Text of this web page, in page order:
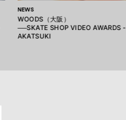
NEWS
WOODS（大阪）
──SKATE SHOP VIDEO AWARDS -
AKATSUKI